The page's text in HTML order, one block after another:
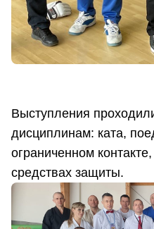
Выступления
дисциплинам: ката,
ограниченном
средствах защиты.